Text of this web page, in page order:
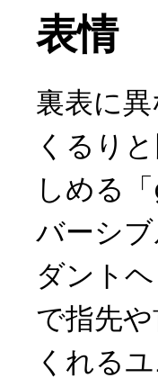
表情
裏表に
くるり
しめる
バーシ
ダント
で指先
くれる